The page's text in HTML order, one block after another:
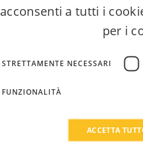
acconsenti a tutti i
per i
STRETTAMENTE NECESSARI
FUNZIONALITÀ
ACCETTA